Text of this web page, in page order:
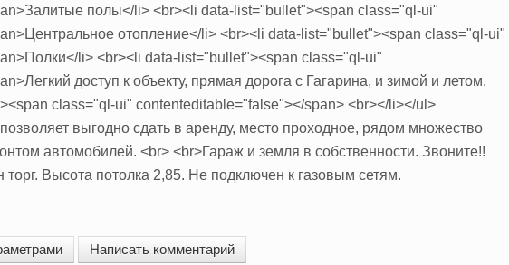
полы</li> <br><li data-list="bullet"><span class="ql-ui"
отопление</li> <br><li data-list="bullet"><span class="ql-ui"
li> <br><li data-list="bullet"><span class="ql-ui"
доступ к объекту, прямая дорога с Гагарина, и зимой и летом.
class="ql-ui" contenteditable="false"></span> <br></li></ul>
выгодно сдать в аренду, место проходное, рядом множество
автомобилей. <br> <br>Гараж и земля в собственности. Звоните!!
Высота потолка 2,85. Не подключен к газовым сетям.
Написать комментарий